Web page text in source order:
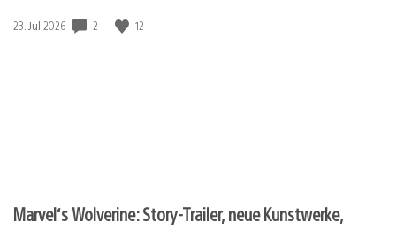
Veröffentlichungsdatum:
23. Jul 2026 2 12
Marvel‘s Wolverine: Story-Trailer, neue Kunstwerke,